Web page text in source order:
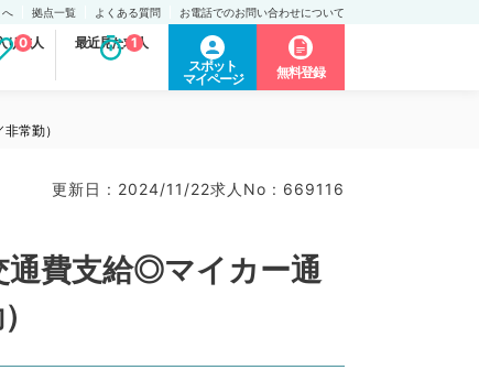
へ 拠点一覧 よくある質問 お電話でのお問い合わせについて
り求人
0 最近見た求人
1
スポット
マイページ
無料登録
常勤）
更新日 : 2024/11/22求人No : 669116
通費支給◎マイカー通